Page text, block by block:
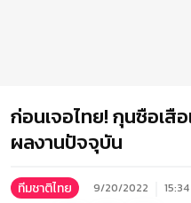
ก่อนเจอไทย! กุนซือเสื
ผลงานปัจจุบัน
ทีมชาติไทย 9/20/2022 15:34